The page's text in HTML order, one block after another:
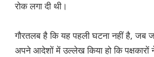
रोक लगा दी थी।
गौरतलब है कि यह पहली घटना नहीं है, जब
अपने आदेशों में उल्लेख किया हो कि